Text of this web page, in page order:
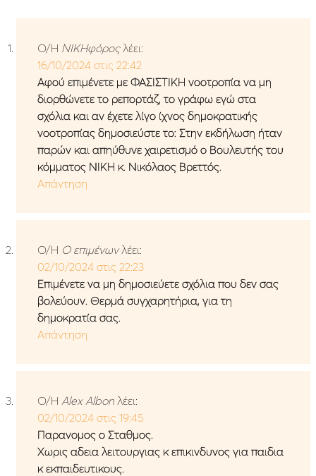
Ο/Η ΝΙΚΗφόρος λέει:
16/10/2024 στις 22:42
Αφού επιμένετε με ΦΑΣΙΣΤΙΚΗ νοοτροπία να μη
διορθώνετε το ρεπορτάζ, το γράφω εγώ στα
σχόλια και αν έχετε λίγο ίχνος δημοκρατικής
νοοτροπίας δημοσιεύστε το: Στην εκδήλωση ήταν
παρών και απηύθυνε χαιρετισμό ο Βουλευτής του
κόμματος ΝΙΚΗ κ. Νικόλαος Βρεττός.
Απάντηση
Ο/Η Ο επιμένων λέει:
02/10/2024 στις 22:23
Επιμένετε να μη δημοσιεύετε σχόλια που δεν σας
βολεύουν. Θερμά συγχαρητήρια, για τη
δημοκρατία σας.
Απάντηση
Ο/Η Alex Albon λέει:
02/10/2024 στις 19:45
Παρανομος ο Σταθμος.
Χωρις αδεια λειτουργιας κ επικινδυνος για παιδια
κ εκπαιδευτικους.